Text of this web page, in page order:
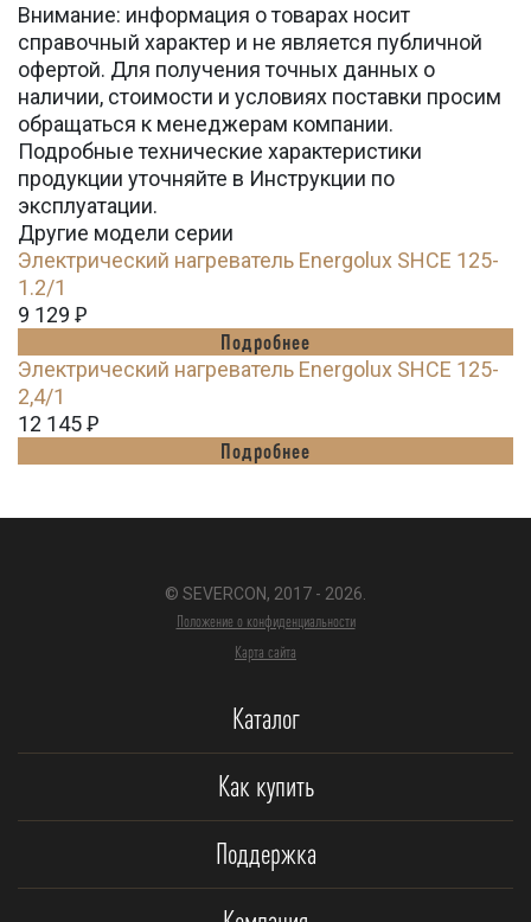
Внимание: информация о товарах носит
справочный характер и не является публичной
офертой. Для получения точных данных о
наличии, стоимости и условиях поставки просим
обращаться к менеджерам компании.
Подробные технические характеристики
продукции уточняйте в Инструкции по
эксплуатации.
Другие модели серии
Электрический нагреватель Energolux SHCE 125-
1.2/1
9 129 Ꝑ
Подробнее
Электрический нагреватель Energolux SHCE 125-
2,4/1
12 145Ꝑ
Подробнее
© SEVERCON, 2017 - 2026.
Положение о конфиденциальности
Карта сайта
Каталог
Как купить
Поддержка